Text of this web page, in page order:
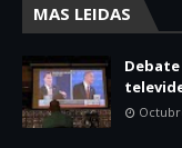
MAS LEIDAS